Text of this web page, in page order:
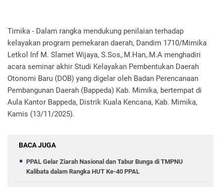
Timika - Dalam rangka mendukung penilaian terhadap
kelayakan program pemekaran daerah, Dandim 1710/Mimika
Letkol Inf M. Slamet Wijaya, S.Sos,.M.Han,.M.A menghadiri
acara seminar akhir Studi Kelayakan Pembentukan Daerah
Otonomi Baru (DOB) yang digelar oleh Badan Perencanaan
Pembangunan Daerah (Bappeda) Kab. Mimika, bertempat di
Aula Kantor Bappeda, Distrik Kuala Kencana, Kab. Mimika,
Kamis (13/11/2025).
BACA JUGA
PPAL Gelar Ziarah Nasional dan Tabur Bunga di TMPNU
Kalibata dalam Rangka HUT Ke-40 PPAL